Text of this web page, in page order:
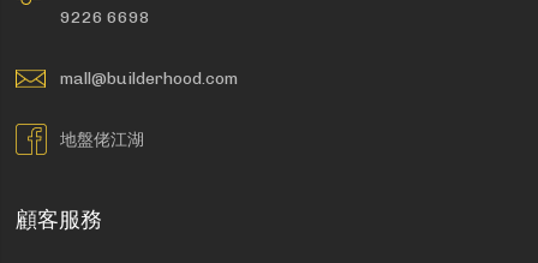
9226 6698
mall@builderhood.com
地盤佬江湖
顧客服務